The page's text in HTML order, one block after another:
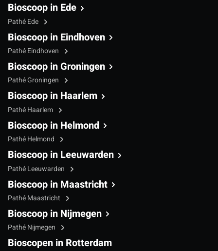
Bioscoop in Ede
Pathé Ede
Bioscoop in Eindhoven
Pathé Eindhoven
Bioscoop in Groningen
Pathé Groningen
Bioscoop in Haarlem
Pathé Haarlem
Bioscoop in Helmond
Pathé Helmond
Bioscoop in Leeuwarden
Pathé Leeuwarden
Bioscoop in Maastricht
Pathé Maastricht
Bioscoop in Nijmegen
Pathé Nijmegen
Bioscopen in Rotterdam